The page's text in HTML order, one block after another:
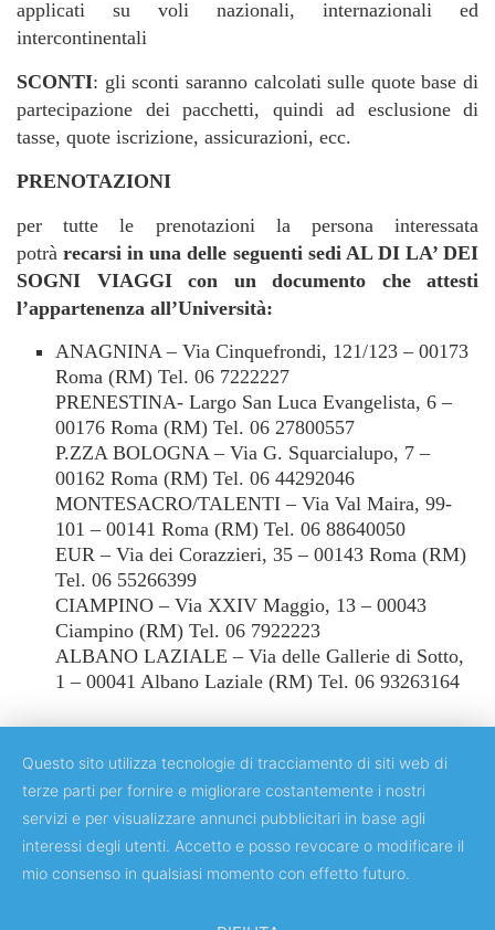
applicati su voli nazionali, internazionali ed
intercontinentali
SCONTI: gli sconti saranno calcolati sulle quote base di
partecipazione dei pacchetti, quindi ad esclusione di
tasse, quote iscrizione, assicurazioni, ecc.
PRENOTAZIONI
per tutte le prenotazioni la persona interessata
potràrecarsi in una delle seguenti sedi AL DI LA’ DEI
SOGNI VIAGGI con un documento che attesti
l’appartenenza all’Università:
ANAGNINA – Via Cinquefrondi, 121/123 – 00173
Roma (RM) Tel. 06 7222227
PRENESTINA- Largo San Luca Evangelista, 6 –
00176 Roma (RM) Tel. 06 27800557
P.ZZA BOLOGNA – Via G. Squarcialupo, 7 –
00162 Roma (RM) Tel. 06 44292046
MONTESACRO/TALENTI – Via Val Maira, 99-
101 – 00141 Roma (RM) Tel. 06 88640050
EUR – Via dei Corazzieri, 35 – 00143 Roma (RM)
Tel. 06 55266399
CIAMPINO – Via XXIV Maggio, 13 – 00043
Ciampino (RM) Tel. 06 7922223
ALBANO LAZIALE – Via delle Gallerie di Sotto,
1 – 00041 Albano Laziale (RM) Tel. 06 93263164
Copyright © 2018 Università degli Studi di Roma "Tor Vergata"
Questo sito utilizza tecnologie di tracciamento di siti web di
terze parti per fornire e migliorare costantemente i nostri
servizi e per visualizzare annunci pubblicitari in base agli
interessi degli utenti. Accetto e posso revocare o modificare il
mio consenso in qualsiasi momento con effetto futuro.